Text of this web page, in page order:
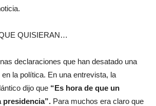
QUISIERAN…
declaraciones que han desatado una
la política. En una entrevista, la
dijo que “Es hora de que un
presidencia”. Para muchos era claro que